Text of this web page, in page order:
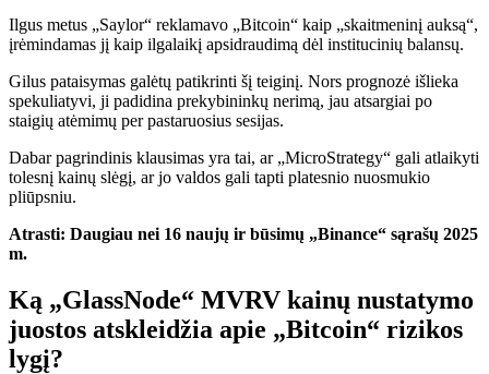
Ilgus metus „Saylor“ reklamavo „Bitcoin“ kaip „skaitmeninį auksą“,
įrėmindamas jį kaip ilgalaikį apsidraudimą dėl institucinių balansų.
Gilus pataisymas galėtų patikrinti šį teiginį. Nors prognozė išlieka
spekuliatyvi, ji padidina prekybininkų nerimą, jau atsargiai po
staigių atėmimų per pastaruosius sesijas.
Dabar pagrindinis klausimas yra tai, ar „MicroStrategy“ gali atlaikyti
tolesnį kainų slėgį, ar jo valdos gali tapti platesnio nuosmukio
pliūpsniu.
Atrasti: Daugiau nei 16 naujų ir būsimų „Binance“ sąrašų 2025
m.
Ką „GlassNode“ MVRV kainų nustatymo
juostos atskleidžia apie „Bitcoin“ rizikos
lygį?